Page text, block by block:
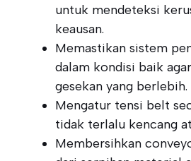
untuk mendeteksi
keausan.
Memastikan sistem
dalam kondisi baik
gesekan yang berlebih.
Mengatur tensi belt
tidak terlalu kencang
Membersihkan